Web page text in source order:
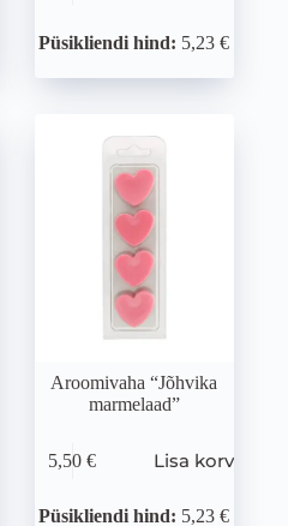
Püsikliendi hind: 5,23 €
Aroomivaha “Jõhvika
marmelaad”
5,50€ Lisa korvi
Püsikliendi hind: 5,23 €